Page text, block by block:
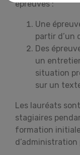
épreuves :
Une
partir d’un
Des
un
situation
sur un
Les lauréats
stagiaires
formation
d’administration